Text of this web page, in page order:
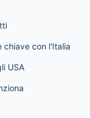
chiave con l'Italia
USA